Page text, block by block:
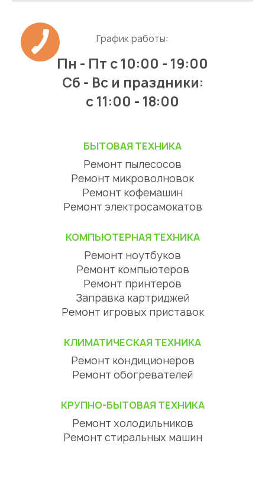
График работы:
Пн - Пт с 10:00 - 19:00
Сб - Вс и праздники:
c 11:00 - 18:00
БЫТОВАЯ ТЕХНИКА
Ремонт пылесосов
Ремонт микроволновок
Ремонт кофемашин
Ремонт электросамокатов
КОМПЬЮТЕРНАЯ ТЕХНИКА
Ремонт ноутбуков
Ремонт компьютеров
Ремонт принтеров
Заправка картриджей
Ремонт игровых приставок
КЛИМАТИЧЕСКАЯ ТЕХНИКА
Ремонт кондиционеров
Ремонт обогревателей
КРУПНО-БЫТОВАЯ ТЕХНИКА
Ремонт холодильников
Ремонт стиральных машин